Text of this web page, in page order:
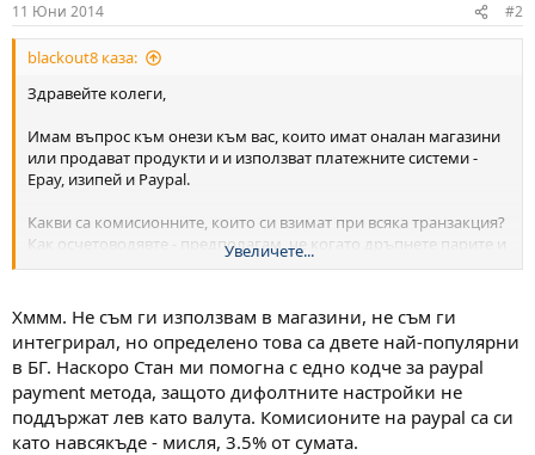
11 Юни 2014 #2
blackout8 каза:
Здравейте колеги,
Имам въпрос към онези към вас, които имат оналан магазини
или продават продукти и и използват платежните системи -
Epay, изипей и Paypal.
Какви са комисионните, които си взимат при всяка транзакция?
Как осчетоводявте - предполагам, че когато дръпнете парите и
преминат в банковата ви сметка?
Трябва ли да се плаща месечен абонамент?
Благодаря ви предварително
Увеличете...
Хммм. Не съм ги използвам в магазини, не съм ги
интегрирал, но определено това са двете най-популярни
в БГ. Наскоро Стан ми помогна с едно кодче за paypal
payment метода, защото дифолтните настройки не
поддържат лев като валута. Комисионите на paypal са си
като навсякъде - мисля, 3.5% от сумата.